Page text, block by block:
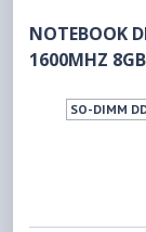
NOTEBOOK
1600MHZ
SO-DIMM